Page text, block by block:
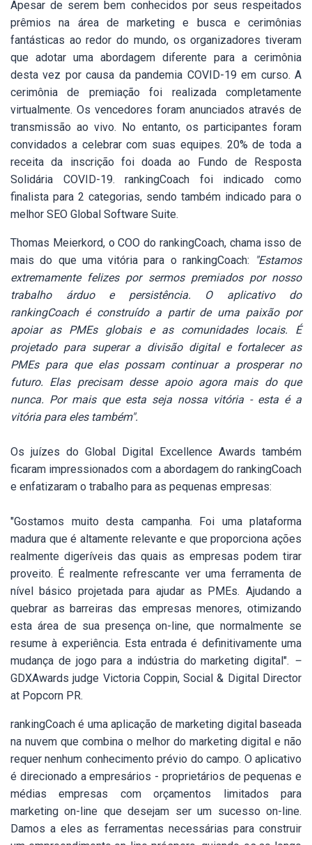
Apesar de serem bem conhecidos por seus respeitados
prêmios na área de marketing e busca e cerimônias
fantásticas ao redor do mundo, os organizadores tiveram
que adotar uma abordagem diferente para a cerimônia
desta vez por causa da pandemia COVID-19 em curso. A
cerimônia de premiação foi realizada completamente
virtualmente. Os vencedores foram anunciados através de
transmissão ao vivo. No entanto, os participantes foram
convidados a celebrar com suas equipes. 20% de toda a
receita da inscrição foi doada ao Fundo de Resposta
Solidária COVID-19. rankingCoach foi indicado como
finalista para 2 categorias, sendo também indicado para o
melhor SEO Global Software Suite.
Thomas Meierkord, o COO do rankingCoach, chama isso de
mais do que uma vitória para o rankingCoach:
"Estamos
extremamente felizes por sermos premiados por nosso
trabalho árduo e persistência. O aplicativo do
rankingCoach é construído a partir de uma paixão por
apoiar as PMEs globais e as comunidades locais. É
projetado para superar a divisão digital e fortalecer as
PMEs para que elas possam continuar a prosperar no
futuro. Elas precisam desse apoio agora mais do que
nunca. Por mais que esta seja nossa vitória - esta é a
vitória para eles também".
Os juízes do Global Digital Excellence Awards também
ficaram impressionados com a abordagem do rankingCoach
e enfatizaram o trabalho para as pequenas empresas:
"Gostamos muito desta campanha. Foi uma plataforma
madura que é altamente relevante e que proporciona ações
realmente digeríveis das quais as empresas podem tirar
proveito. É realmente refrescante ver uma ferramenta de
nível básico projetada para ajudar as PMEs. Ajudando a
quebrar as barreiras das empresas menores, otimizando
esta área de sua presença on-line, que normalmente se
resume à experiência. Esta entrada é definitivamente uma
mudança de jogo para a indústria do marketing digital". –
GDXAwards judge Victoria Coppin, Social & Digital Director
at Popcorn PR.
rankingCoach é uma aplicação de marketing digital baseada
na nuvem que combina o melhor do marketing digital e não
requer nenhum conhecimento prévio do campo. O aplicativo
é direcionado a empresários - proprietários de pequenas e
médias empresas com orçamentos limitados para
marketing on-line que desejam ser um sucesso on-line.
Damos a eles as ferramentas necessárias para construir